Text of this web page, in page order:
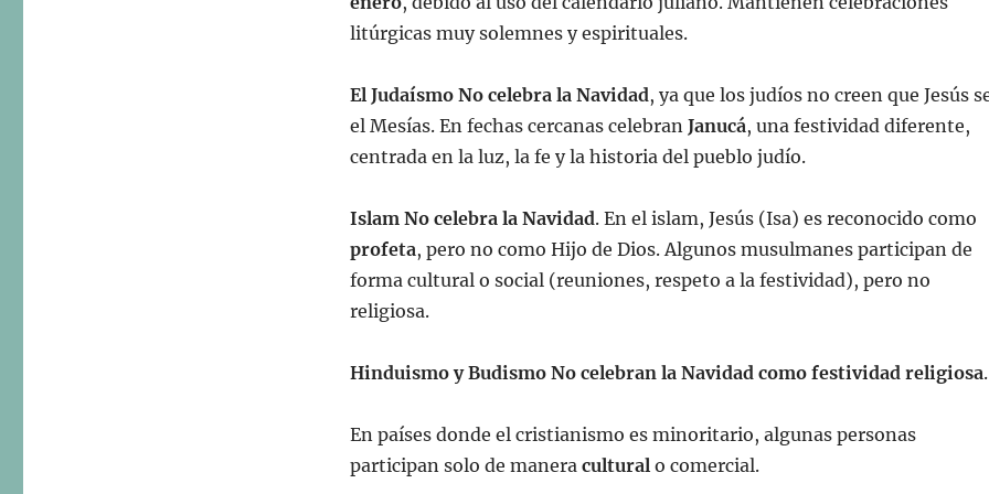
litúrgicas muy solemnes y espirituales.
El Judaísmo No celebra la Navidad, ya que los judíos no creen que Jesús
el Mesías. En fechas cercanas celebran Janucá, una festividad diferente,
centrada en la luz, la fe y la historia del pueblo judío.
Islam No celebra la Navidad. En el islam, Jesús (Isa) es reconocido como
profeta, pero no como Hijo de Dios. Algunos musulmanes participan de
forma cultural o social (reuniones, respeto a la festividad), pero no
religiosa.
Hinduismo y Budismo No celebran la Navidad como festividad religiosa.
En países donde el cristianismo es minoritario, algunas personas
participan solo de manera culturalo comercial.